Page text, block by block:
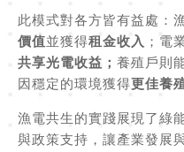
此模式對各方皆有益處：
價值並獲得租金收入 ；電
共享光電收益； 養殖戶則
因穩定的環境獲得更佳養
漁電共生的實踐展現了綠
與政策支持，讓產業發展